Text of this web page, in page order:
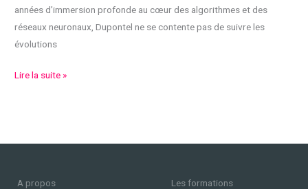
années d’immersion profonde au cœur des algorithmes et des
réseaux neuronaux, Dupontel ne se contente pas de suivre les
évolutions
Meilleur
de
en
Lire la suite »
A propos Les formations